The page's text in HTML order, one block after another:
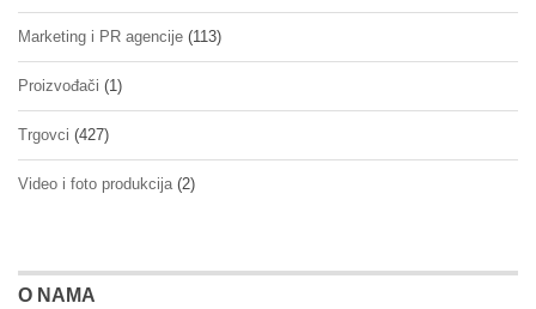
Marketing i PR agencije (113)
Proizvođači (1)
Trgovci (427)
Video i foto produkcija(2)
O NAMA